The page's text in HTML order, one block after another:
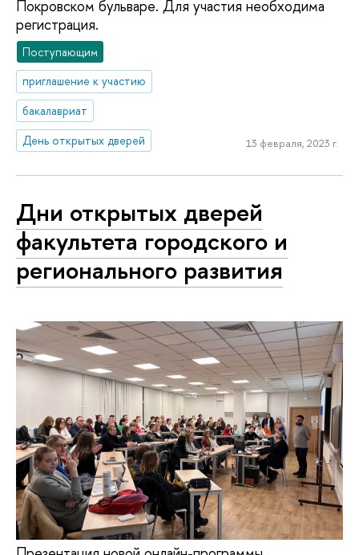
Покровском бульваре. Для участия необходима
регистрация.
Поступающим
приглашение к участию
бакалавриат
День открытых дверей
13 февраля, 2023 г.
Дни открытых дверей
факультета городского и
регионального развития